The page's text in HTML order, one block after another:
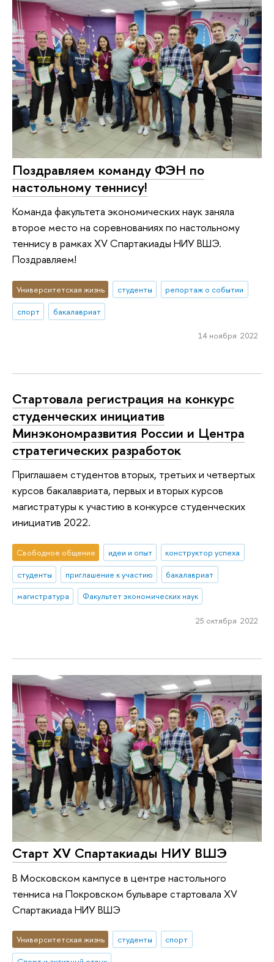
Поздравляем команду ФЭН по
настольному теннису!
Команда факультета экономических наук заняла
второе место на соревнованиях по настольному
теннису в рамках XV Спартакиады НИУ ВШЭ.
Поздравляем!
Университетская жизнь студенты
репортаж о событии
спорт
бакалавриат
14 ноября 2022
Стартовала регистрация на конкурс
студенческих инициатив
Минэкономразвития России и Центра
стратегических разработок
Приглашаем студентов вторых, третьих и четвертых
курсов бакалавриата, первых и вторых курсов
магистратуры к участию в конкурсе студенческих
инициатив 2022.
Свободное общение идеи и опыт
конструктор успеха
студенты
приглашение к участию
бакалавриат
магистратура
Факультет экономических наук
25 октября 2022
Старт XV Спартакиады НИУ ВШЭ
В Московском кампусе в центре настольного
тенниса на Покровском бульваре стартовала XV
Спартакиада НИУ ВШЭ
Университетская жизнь студенты
спорт